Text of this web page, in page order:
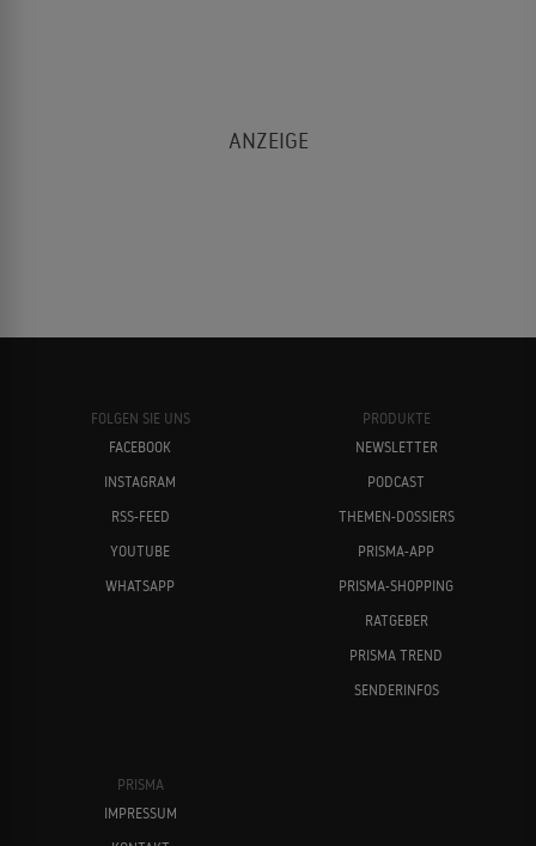
FOLGEN SIE UNS
FACEBOOK
INSTAGRAM
RSS-FEED
YOUTUBE
WHATSAPP
PRODUKTE
NEWSLETTER
PODCAST
THEMEN-DOSSIERS
PRISMA-APP
PRISMA-SHOPPING
RATGEBER
PRISMA TREND
SENDERINFOS
PRISMA
IMPRESSUM